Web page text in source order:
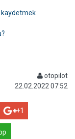
kaydetmek
otopilot
22.02.2022 07:52
+1